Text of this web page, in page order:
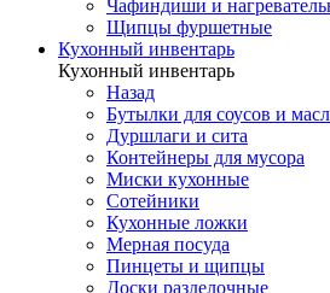
Чафиндиши и
Щипцы фуршетные
Кухонный инвентарь
Кухонный инвентарь
Назад
Бутылки для соусов и
Дуршлаги и сита
Контейнеры для мусора
Миски кухонные
Сотейники
Кухонные ложки
Мерная посуда
Пинцеты и щипцы
Доски разделочные